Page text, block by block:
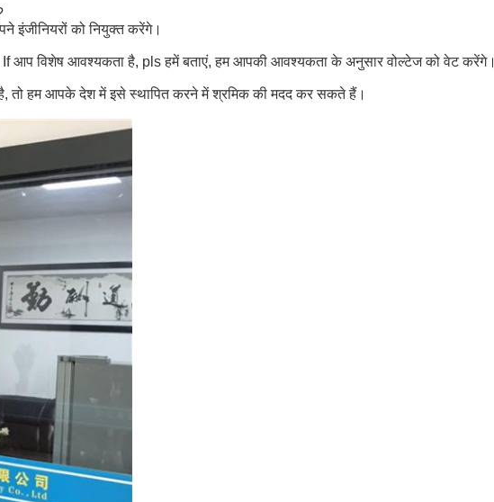
इंजीनियरों को नियुक्त करेंगे।
आप विशेष आवश्यकता है, pls हमें बताएं, हम आपकी आवश्यकता के अनुसार वोल्टेज को वेट करेंगे।
है, तो हम आपके देश में इसे स्थापित करने में श्रमिक की मदद कर सकते हैं।